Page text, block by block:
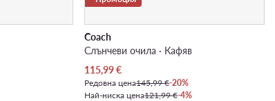
Coach
Слънчеви очила · Кафяв
Актуална цена
115,99€
Редовна цена145,99 €-20%
Най-ниска цена121,99 €-4%